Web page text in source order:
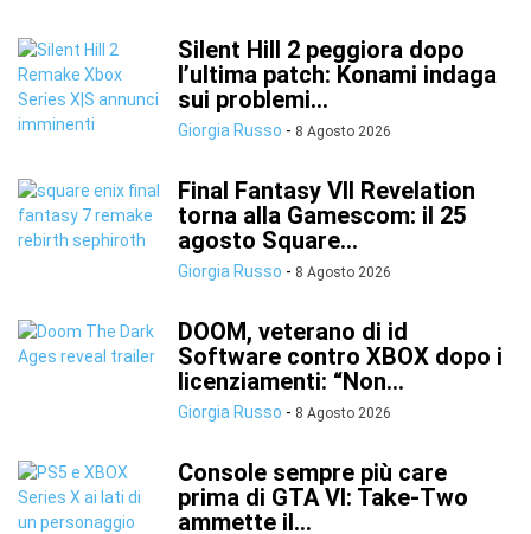
Silent Hill 2 peggiora dopo
l’ultima patch: Konami indaga
sui problemi...
Giorgia Russo - 8 Agosto 2026
Final Fantasy VII Revelation
torna alla Gamescom: il 25
agosto Square...
Giorgia Russo - 8 Agosto 2026
DOOM, veterano di id
Software contro XBOX dopo i
licenziamenti: “Non...
Giorgia Russo - 8 Agosto 2026
Console sempre più care
prima di GTA VI: Take-Two
ammette il...